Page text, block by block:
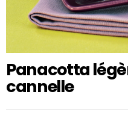
Panacotta
cannelle